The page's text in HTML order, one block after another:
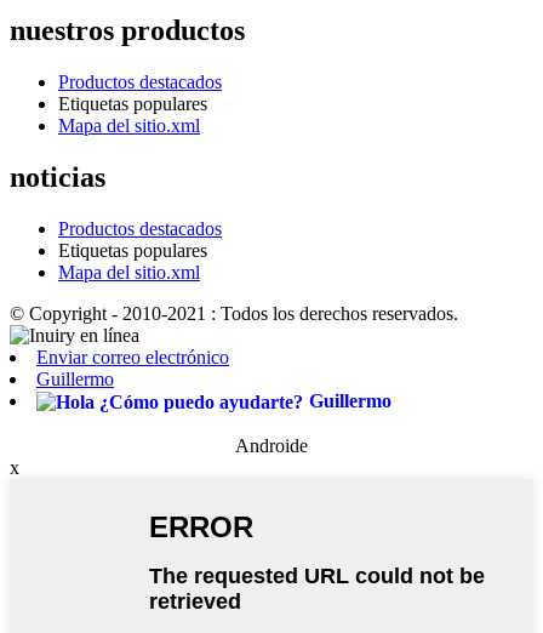
nuestros productos
Productos destacados
Etiquetas populares
Mapa del sitio.xml
noticias
Productos destacados
Etiquetas populares
Mapa del sitio.xml
© Copyright - 2010-2021 : Todos los derechos reservados.
Enviar correo electrónico
Guillermo
Guillermo
Androide
x